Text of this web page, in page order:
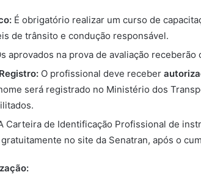
É obrigatório realizar um curso de
de trânsito e condução responsável.
aprovados na prova de avaliação
O profissional deve receber
será registrado no Ministério dos
Carteira de Identificação Profissional de
no site da Senatran, após o